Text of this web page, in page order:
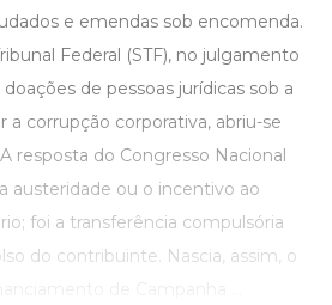
e emendas sob encomenda.
Federal (STF), no julgamento
de pessoas jurídicas sob a
a corrupção corporativa, abriu-se
resposta do Congresso Nacional
austeridade ou o incentivo ao
foi a transferência compulsória
do contribuinte. Nascia, assim, o